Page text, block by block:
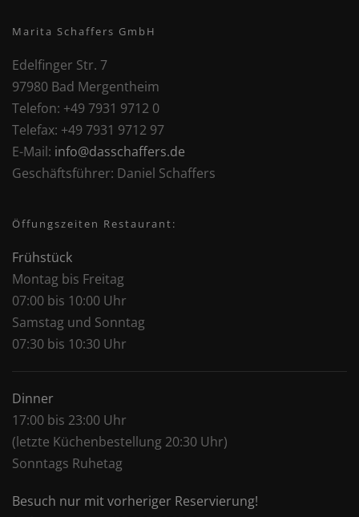
Marita Schaffers GmbH
Edelfinger Str. 7
97980 Bad Mergentheim
Telefon: +49 7931 9712 0
Telefax: +49 7931 9712 97
E-Mail: info@dasschaffers.de
Geschäftsführer: Daniel Schaffers
Öffungszeiten Restaurant:
Frühstück
Montag bis Freitag
07:00 bis 10:00 Uhr
Samstag und Sonntag
07:30 bis 10:30 Uhr
Dinner
17:00 bis 23:00 Uhr
(letzte Küchenbestellung 20:30 Uhr)
Sonntags Ruhetag
Besuch nur mit vorheriger Reservierung!